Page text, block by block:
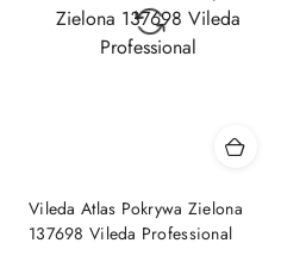
Vileda Atlas Pokrywa Zielona
137698 Vileda Professional